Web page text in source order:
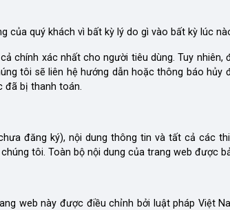
của quý khách vì bất kỳ lý do gì vào bất kỳ lúc
chính xác nhất cho người tiêu dùng. Tuy
tôi sẽ liên hệ hướng dẫn hoặc thông báo
đã bị thanh toán.
đăng ký), nội dung thông tin và tất cả các
tôi. Toàn bộ nội dung của trang web
web này được điều chỉnh bởi luật pháp Việt